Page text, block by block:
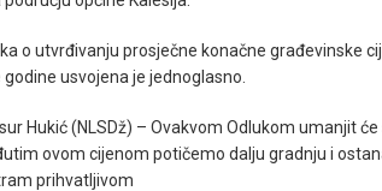
o utvrđivanju prosječne konačne građevinske
usvojena je jednoglasno.
Hukić (NLSDž) – Ovakvom Odlukom umanjit
ovom cijenom potičemo dalju gradnju i
prihvatljivom